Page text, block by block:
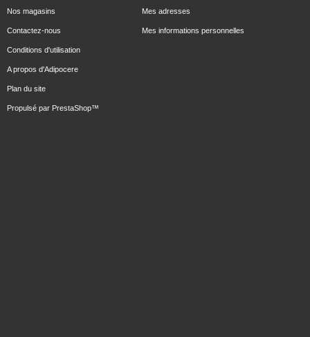
Nos magasins
Contactez-nous
Conditions d'utilisation
A propos d'Adipocere
Plan du site
Propulsé par PrestaShop™
Mes adresses
Mes informations personnelles